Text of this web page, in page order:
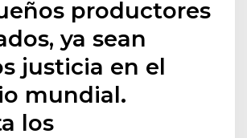
productores
ya sean
justicia en el
mundial.
los